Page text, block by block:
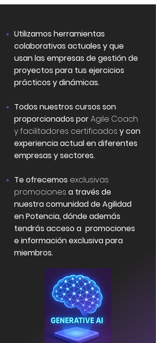
Utilizamos herramientas
colaborativas actuales y que
usan las empresas de gestión de
proyectos para tus ejercicios
prácticos y dinámicas.
Todos nuestros cursos son
proporcionados porAgile Coach
y facilitadores certificados y con
experiencia actual en diferentes
empresas y sectores.
Te ofrecemos exclusivas
promociones a través de
nuestra comunidad de Agilidad
en Potencia, dónde además
tendrás acceso a promociones
e información exclusiva para
miembros.